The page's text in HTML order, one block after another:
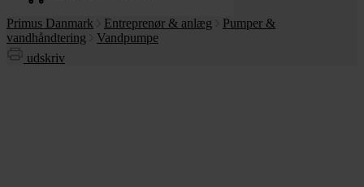
Primus Danmark Entreprenør & anlæg
Pumper &
vandhåndtering
Vandpumpe
udskriv